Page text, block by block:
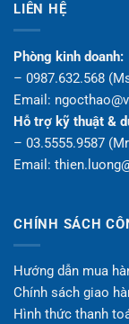
LIÊN HỆ
Phòng kinh doanh:
– 0987.632.568
Email:
Hỗ trợ kỹ thuật &
– 03.5555.9587
Email:
CHÍNH SÁCH
Hướng dẫn mua
Chính sách giao
Hình thức thanh